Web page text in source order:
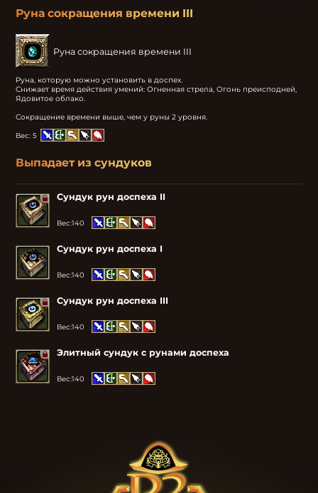
Руна сокращения времени III
Руна сокращения времени III
Руна, которую можно установить в доспех.
Снижает время действия умений: Огненная стрела, Огонь преисподней,
Ядовитое облако.
Сокращение времени выше, чем у руны 2 уровня.
Вес:5
Выпадает из сундуков
Сундук рун доспеха II
Вес:140
Сундук рун доспеха I
Вес:140
Сундук рун доспеха III
Вес:140
Элитный сундук с рунами доспеха
Вес:140